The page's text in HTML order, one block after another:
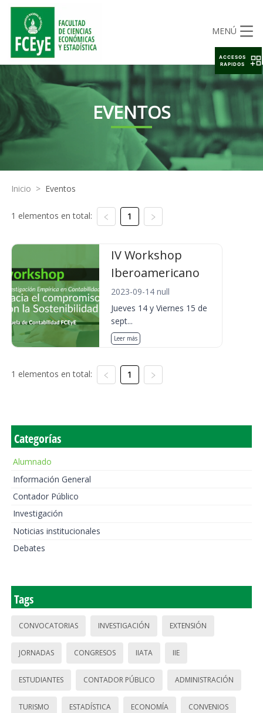
MENÚ
EVENTOS
Inicio > Eventos
1 elementos en total: 1
IV Workshop
Iberoamericano
2023-09-14 null
Jueves 14 y Viernes 15 de
sept...
Leer más
1 elementos en total: 1
Categorías
Alumnado
Información General
Contador Público
Investigación
Noticias institucionales
Debates
Tags
CONVOCATORIAS INVESTIGACIÓN EXTENSIÓN
JORNADAS CONGRESOS IIATA IIE
ESTUDIANTES CONTADOR PÚBLICO ADMINISTRACIÓN
TURISMO ESTADÍSTICA ECONOMÍA CONVENIOS
ACCESOS
RAPIDOS